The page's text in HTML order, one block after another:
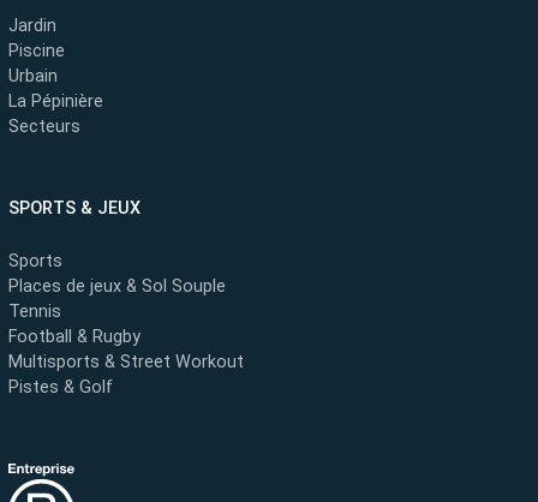
Jardin
Piscine
Urbain
La Pépinière
Secteurs
SPORTS & JEUX
Sports
Places de jeux & Sol Souple
Tennis
Football & Rugby
Multisports & Street Workout
Pistes & Golf